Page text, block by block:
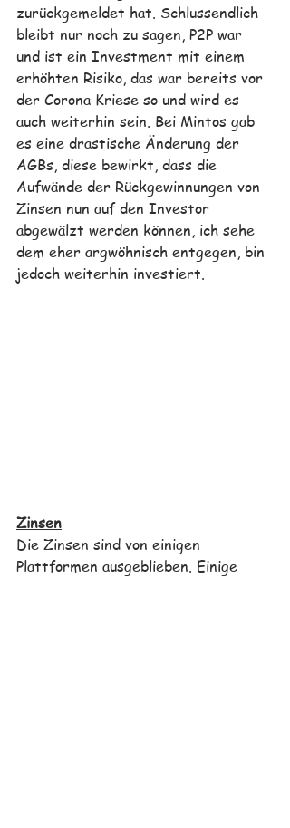
zurückgemeldet hat. Schlussendlich
bleibt nur noch zu sagen, P2P war
und ist ein Investment mit einem
erhöhten Risiko, das war bereits vor
der Corona Kriese so und wird es
auch weiterhin sein. Bei Mintos gab
es eine drastische Änderung der
AGBs, diese bewirkt, dass die
Aufwände der Rückgewinnungen von
Zinsen nun auf den Investor
abgewälzt werden können, ich sehe
dem eher argwöhnisch entgegen, bin
jedoch weiterhin investiert.
Zinsen
Die Zinsen sind von einigen
Plattformen ausgeblieben. Einige
Plattformen hat es scheinbar